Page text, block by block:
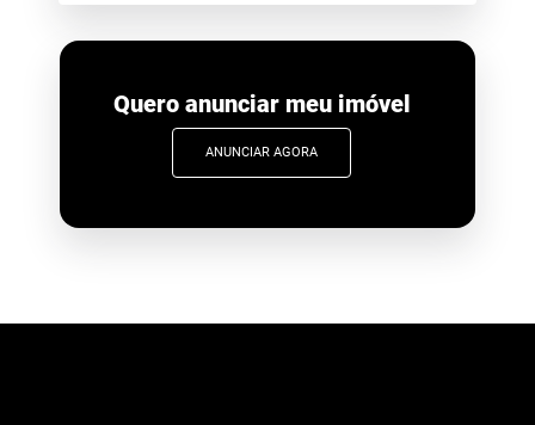
Quero anunciar meu imóvel
ANUNCIAR AGORA